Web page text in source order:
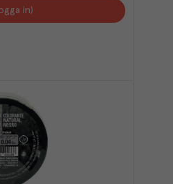
in)